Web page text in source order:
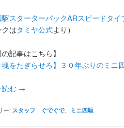
駆スターターパックARスピードタイ
クはタミヤ公式より）
の記事はこちら】
魂をたぎらせろ】３０年ぶりのミニ
む →
ー: スタッフ ぐでぐで、 ミニ四駆